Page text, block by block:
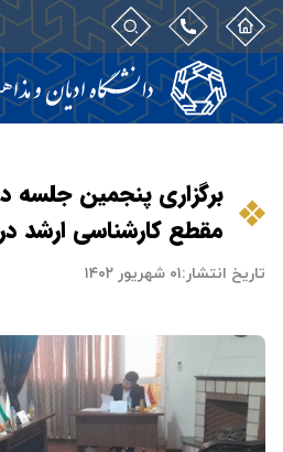
برگزاری پنجمین جلسه
مقطع کارشناسی ارشد در
تاریخ انتشار:۰۱ شهریور ۱۴۰۲